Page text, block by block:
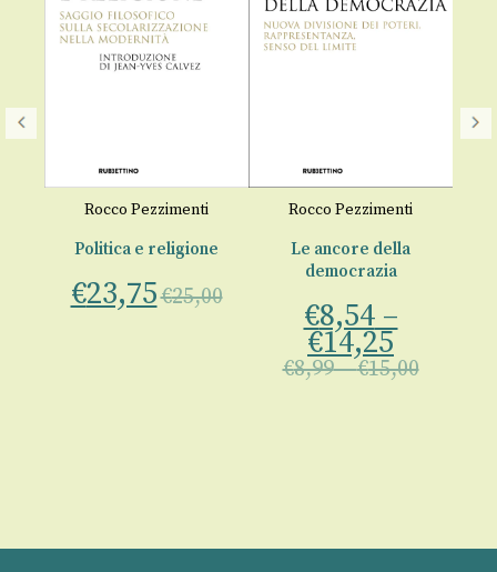
Rocco Pezzimenti
Politica e religione
€23,75€25,00
Rocco Pezzimenti
Le ancore della
democrazia
€8,54–
€14,25
€8,99–€15,00